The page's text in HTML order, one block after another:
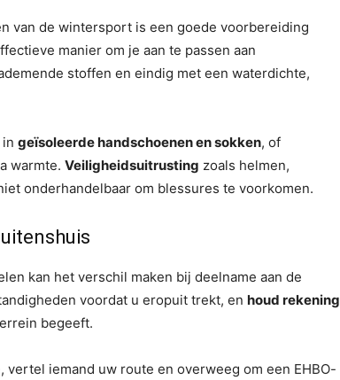
van de wintersport is een goede voorbereiding
manier om je aan te passen aan
stoffen en eindig met een waterdichte,
geïsoleerde handschoenen en sokken, of
warmte. Veiligheidsuitrusting zoals helmen,
onderhandelbaar om blessures te voorkomen.
kan het verschil maken bij deelname aan de
voordat u eropuit trekt, en houd rekening
begeeft.
iemand uw route en overweeg om een ​​EHBO-